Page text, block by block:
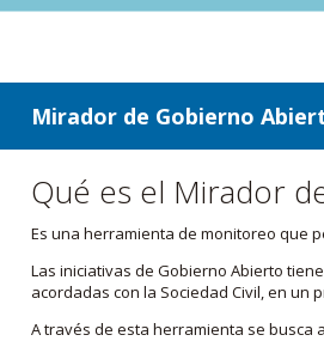
ir a contenido
ir al menú
Mirador de Gobierno
Qué es el Mirador
Es una herramienta de monitoreo que
Las iniciativas de Gobierno Abierto
acordadas con la Sociedad Civil, en un
A través de esta herramienta se busca